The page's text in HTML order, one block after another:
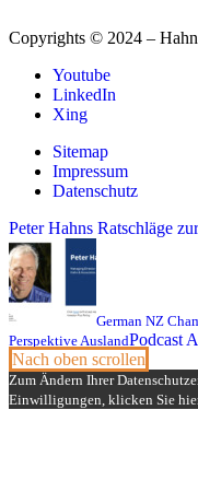
Copyrights © 2024 –
Youtube
LinkedIn
Xing
Sitemap
Impressum
Datenschutz
Peter Hahns Ratschläge
German NZ
Perspektive AuslandPodcast
Nach oben scrollen
Zum Ändern Ihrer
Einwilligungen, klicken Sie